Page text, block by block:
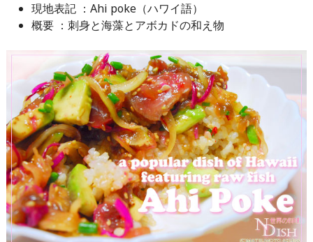
現地表記 ：Ahi poke（ハワイ語）
概要 ：刺身と海藻とアボカドの和え物